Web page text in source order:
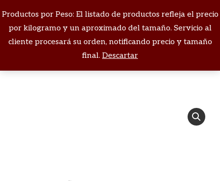
Productos por Peso: El listado de productos refleja el precio
por kilogramo y un aproximado del tamaño. Servicio al
cliente procesará su orden, notificando precio y tamaño
final. Descartar
Buscar:
Estás aquí: